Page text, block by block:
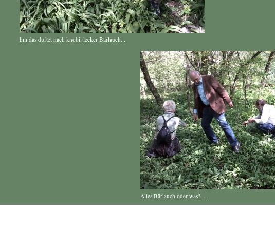
hm das duftet nach knobi, lecker Bärlauch...
Alles Bärlauch oder was?....